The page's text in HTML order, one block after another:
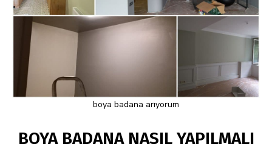
boya badana arıyorum
BOYA BADANA NASIL YAPILMALI